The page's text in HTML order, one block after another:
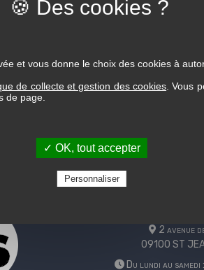
2 avenue
09100 ST
Du lundi au
et vous donne le choix des cookies à
de collecte et gestion des cookies . Vous
de page.
✓ OK, tout accepter
Personnaliser